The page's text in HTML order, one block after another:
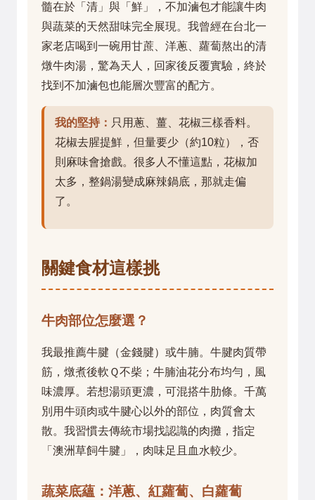
髓在於「清」與「鮮」，不加滷包才能讓牛肉
與蔬菜的天然甜味完全展現。我曾經在台北一
家老店喝到一碗用甘蔗、洋蔥、蘿蔔熬出的清
燉牛肉湯，驚為天人，回家後反覆實驗，終於
找到不加滷包也能層次豐富的配方。
我的堅持： 只用蔥、薑、花椒三樣香料。
花椒去腥提鮮，但量要少（約10粒），否
則麻味會搶戲。很多人不懂這點，花椒加
太多，整鍋湯變成麻辣鍋底，那就走偏
了。
關鍵食材這樣挑
牛肉部位怎麼選？
我最推薦牛腱（金錢腱）或牛腩。牛腱肉質帶
筋，燉煮後軟Ｑ不柴；牛腩油花分布均勻，風
味濃厚。若想湯頭更濃，可混搭牛肋條。千萬
別用牛頭肉或牛腱心以外的部位，肉質會太
散。我習慣去傳統市場找認識的肉攤，指定
「澳洲草飼牛腱」，肉味足且血水較少。
蔬菜底蘊：洋蔥、紅蘿蔔、白蘿蔔